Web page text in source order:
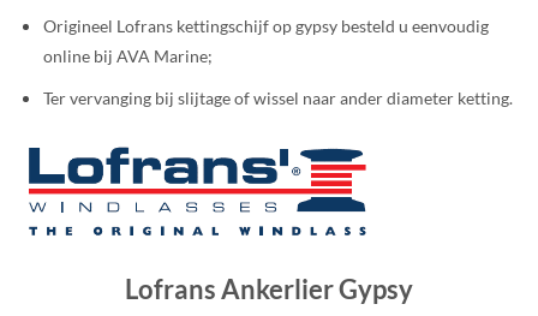
Origineel Lofrans kettingschijf op gypsy besteld u eenvoudig
online bij AVA Marine;
Ter vervanging bij slijtage of wissel naar ander diameter ketting.
Lofrans Ankerlier Gypsy